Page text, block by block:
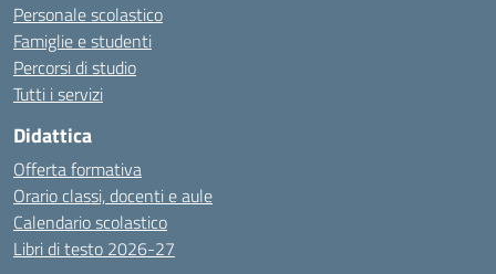
Personale scolastico
Famiglie e studenti
Percorsi di studio
Tutti i servizi
Didattica
Offerta formativa
Orario classi, docenti e aule
Calendario scolastico
Libri di testo 2026-27